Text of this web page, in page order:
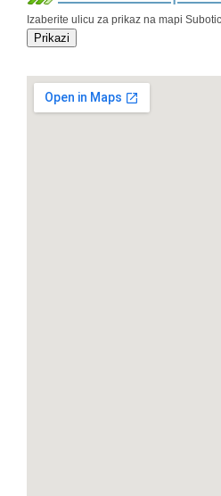
Izaberite ulicu za prikaz na mapi